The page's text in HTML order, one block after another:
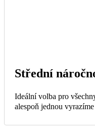
Střední
Ideální volba pro
alespoň jednou